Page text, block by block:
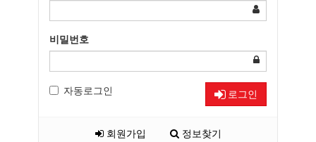
비밀번호
자동로그인 로그인
회원가입 정보찾기